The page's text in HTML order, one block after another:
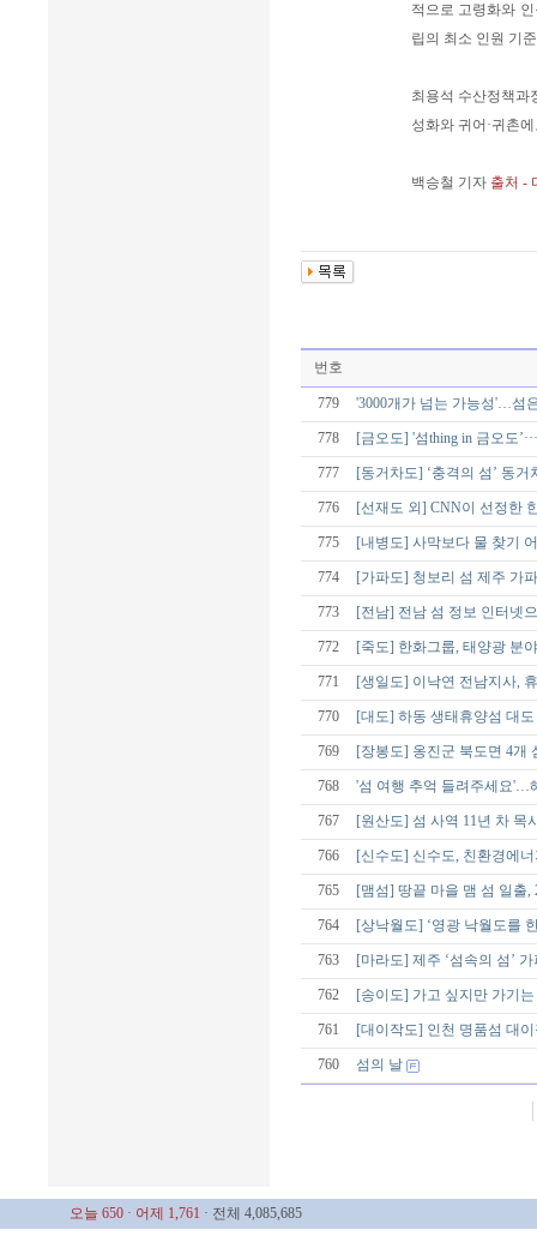
적으로 고령화와
립의 최소 인원 기
최용석 수산정책과
성화와 귀어·귀촌
백승철 기자 출처 -
번호
779 '3000개가 넘는 가능성'…섬
778 [금오도] '섬thing in 금오도
777 [동거차도] ‘충격의 섬’ 동
776 [선재도 외] CNN이 선정한
775 [내병도] 사막보다 물 찾기
774 [가파도] 청보리 섬 제주 가
773 [전남] 전남 섬 정보 인터넷
772 [죽도] 한화그룹, 태양광 분
771 [생일도] 이낙연 전남지사,
770 [대도] 하동 생태휴양섬 대
769 [장봉도] 옹진군 북도면 4개
768 '섬 여행 추억 들려주세요'…
767 [원산도] 섬 사역 11년 차 목
766 [신수도] 신수도, 친환경에
765 [맴섬] 땅끝 마을 맴 섬 일출,
764 [상낙월도] ‘영광 낙월도를
763 [마라도] 제주 ‘섬속의 섬’
762 [송이도] 가고 싶지만 가기
761 [대이작도] 인천 명품섬 대
760 섬의 날
오늘 650 · 어제 1,761 · 전체 4,085,685